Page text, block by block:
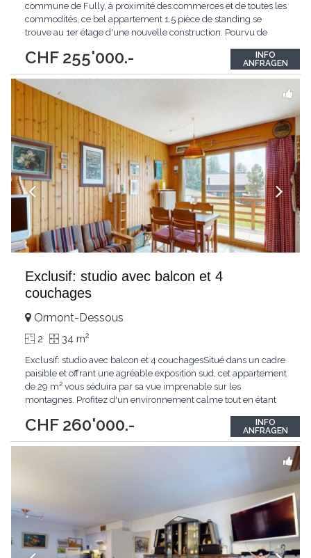
CHF 255'000.-
commune de Fully, à proximité des commerces et de toutes les
commodités, ce bel appartement 1.5 pièce de standing se
trouve au 1er étage d'une nouvelle construction. Pourvu de
ne manquera pas de vous charmer par : sa vue, sa luminosité
ou encore sa salle de bain...
INFO
ANFRAGEN
Exclusif: studio avec balcon et 4
couchages
CHF 260'000.-
Ormont-Dessous
2 34 m2
Exclusif: studio avec balcon et 4 couchagesSitué dans un cadre
paisible et offrant une agréable exposition sud, cet appartement
de 29 m² vous séduira par sa vue imprenable sur les
montagnes. Profitez d'un environnement calme tout en étant
pratique aux commodités locales.Ce charmant appartement se
trouve dans un immeuble bien entretenu...
INFO
ANFRAGEN